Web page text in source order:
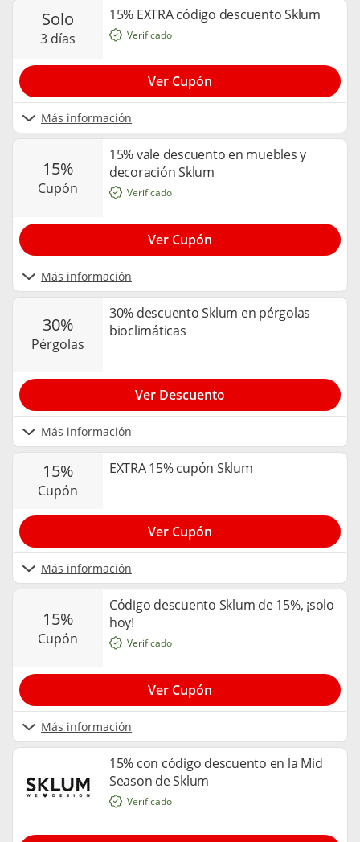
solo
3 días
15% EXTRA código descuento Sklum
Más información
Verificado
Ver Cupón
15%
cupón
15% vale descuento en muebles y
decoración Sklum
Más información
Verificado
Ver Cupón
30%
pérgolas
30% descuento Sklum en pérgolas
bioclimáticas
Más información
Ver Descuento
15%
cupón
EXTRA 15% cupón Sklum
Más información
Ver Cupón
15%
cupón
Código descuento Sklum de 15%, ¡solo
hoy!
Más información
Verificado
Ver Cupón
15% con código descuento en la Mid
Season de Sklum
Verificado